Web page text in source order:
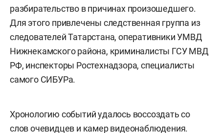
разбирательство в причинах произошедшего.
Для этого привлечены следственная группа из
следователей Татарстана, оперативники УМВД
Нижнекамского района, криминалисты ГСУ МВД
РФ, инспекторы Ростехнадзора, специалисты
самого СИБУРа.
Хронологию событий удалось воссоздать со
слов очевидцев и камер видеонаблюдения.